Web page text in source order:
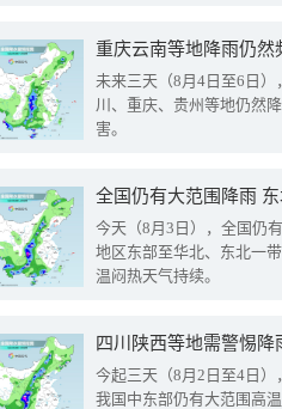
重庆云南等地降雨仍然
未来三天（8月4日至6日
川、重庆、贵州等地仍然
害。
全国仍有大范围降雨
今天（8月3日），全国仍
地区东部至华北、东北一
温闷热天气持续。
今起三天（8月2日至4日
我国中东部仍有大范围高